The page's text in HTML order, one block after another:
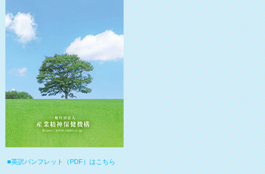
■英訳パンフレット（PDF）はこちら